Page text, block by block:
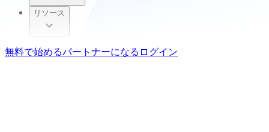
リソース
無料で始めるパートナーになる ログイン